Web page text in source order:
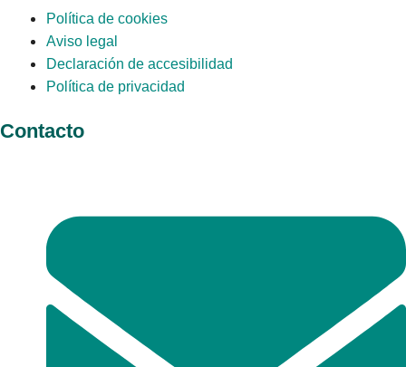
Política de cookies
Aviso legal
Declaración de accesibilidad
Política de privacidad
Contacto